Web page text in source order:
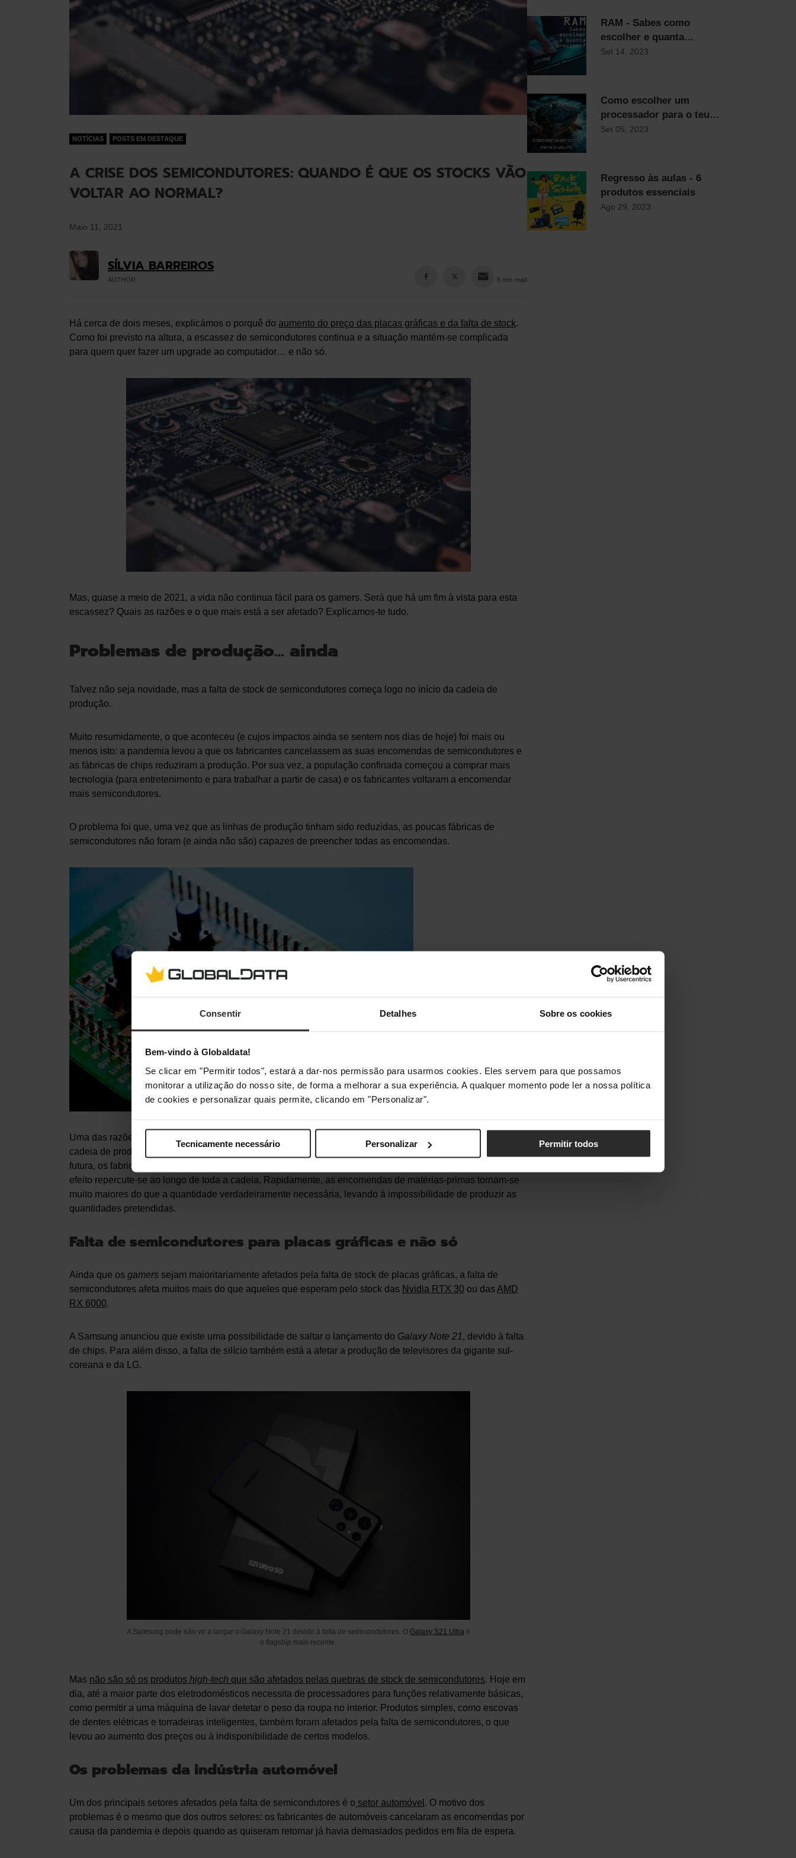
Consentir Detalhes Sobre os cookies
Bem-vindo à Globaldata!
Se clicar em "Permitir todos", estará a dar-nos permissão para usarmos cookies. Eles servem para que possamos
monitorar a utilização do nosso site, de forma a melhorar a sua experiência. A qualquer momento pode ler a nossa política
de cookies e personalizar quais permite, clicando em "Personalizar".
Tecnicamente necessário Personalizar Permitir todos
NOTÍCIAS POSTS EM DESTAQUE
A CRISE DOS SEMICONDUTORES: QUANDO É QUE OS STOCKS VÃO
VOLTAR AO NORMAL?
Maio 11, 2021
SÍLVIA BARREIROS
AUTHOR 5 min read
Há cerca de dois meses, explicámos o porquê do aumento do preço das placas gráficas e da falta de stock.
Como foi previsto na altura, a escassez de semicondutores continua e a situação mantém-se complicada
para quem quer fazer um upgrade ao computador… e não só.
Mas, quase a meio de 2021, a vida não continua fácil para os gamers. Será que há um fim à vista para esta
escassez? Quais as razões e o que mais está a ser afetado? Explicamos-te tudo.
Problemas de produção… ainda
Talvez não seja novidade, mas a falta de stock de semicondutores começa logo no início da cadeia de
produção.
Muito resumidamente, o que aconteceu (e cujos impactos ainda se sentem nos dias de hoje) foi mais ou
menos isto: a pandemia levou a que os fabricantes cancelassem as suas encomendas de semicondutores e
as fábricas de chips reduziram a produção. Por sua vez, a população confinada começou a comprar mais
tecnologia (para entretenimento e para trabalhar a partir de casa) e os fabricantes voltaram a encomendar
mais semicondutores.
O problema foi que, uma vez que as linhas de produção tinham sido reduzidas, as poucas fábricas de
semicondutores não foram (e ainda não são) capazes de preencher todas as encomendas.
Uma das razões para esta incapacidade de preencher as encomendas é o
cadeia de produção, existe uma distorção da perceção da procura. Visto que é impossível prever a procura
futura, os fabricantes acabam por encomendar mais materiais do que os imediatamente necessários, e este
efeito repercute-se ao longo de toda a cadeia. Rapidamente, as encomendas de matérias-primas tornam-se
muito maiores do que a quantidade verdadeiramente necessária, levando à impossibilidade de produzir as
quantidades pretendidas.
Falta de semicondutores para placas gráficas e não só
Ainda que os gamers sejam maioritariamente afetados pela falta de stock de placas gráficas, a falta de
semicondutores afeta muitos mais do que aqueles que esperam pelo stock das Nvidia RTX 30 ou dasAMD
RX 6000.
A Samsung anunciou que existe uma possibilidade de saltar o lançamento do Galaxy Note 21, devido à falta
de chips. Para além disso, a falta de silício também está a afetar a produção de televisores da gigante sul-
coreana e da LG.
A Samsung pode não vir a lançar o Galaxy Note 21 devido à falta de semicondutores. O Galaxy S21 Ultra é
o flagship mais recente.
Mas não são só os produtos high-tech que são afetados pelas quebras de stock de semicondutores. Hoje em
dia, até a maior parte dos eletrodomésticos necessita de processadores para funções relativamente básicas,
como permitir a uma máquina de lavar detetar o peso da roupa no interior. Produtos simples, como escovas
de dentes elétricas e torradeiras inteligentes, também foram afetados pela falta de semicondutores, o que
levou ao aumento dos preços ou à indisponibilidade de certos modelos.
Os problemas da indústria automóvel
Um dos principais setores afetados pela falta de semicondutores é o setor automóvel . O motivo dos
problemas é o mesmo que dos outros setores: os fabricantes de automóveis cancelaram as encomendas por
causa da pandemia e depois quando as quiseram retomar já havia demasiados pedidos em fila de espera.
RAM - Sabes como
escolher e quanta
precisas?
Set 14, 2023
Como escolher um
processador para o teu
computador
Set 05, 2023
Regresso às aulas - 6
produtos essenciais
Ago 29, 2023